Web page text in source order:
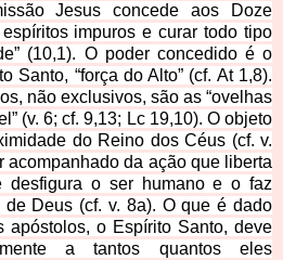
Jesus concede aos Doze
impuros e curar todo tipo
(10,1). O poder concedido é o
Santo, “força do Alto” (cf. At 1,8).
não exclusivos, são as “ovelhas
(v. 6; cf. 9,13; Lc 19,10). O objeto
do Reino dos Céus (cf. v.
acompanhado da ação que liberta
desfigura o ser humano e o faz
de Deus (cf. v. 8a). O que é dado
apóstolos, o Espírito Santo, deve
a tantos quantos eles